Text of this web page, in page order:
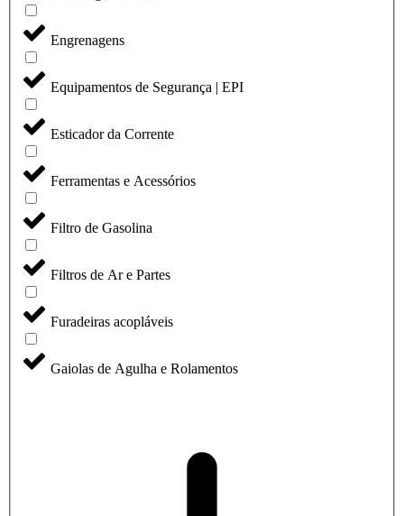
Engrenagens
Equipamentos de Segurança | EPI
Esticador da Corrente
Ferramentas e Acessórios
Filtro de Gasolina
Filtros de Ar e Partes
Furadeiras acopláveis
Gaiolas de Agulha e Rolamentos